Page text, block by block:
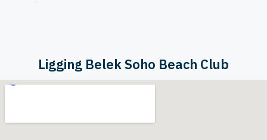
Ligging Belek Soho Beach Club